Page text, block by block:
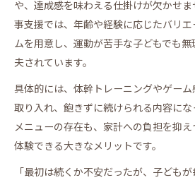
や、達成感を味わえる仕掛けが欠かせ
事支援では、年齢や経験に応じたバリ
ムを用意し、運動が苦手な子どもでも
夫されています。
具体的には、体幹トレーニングやゲー
取り入れ、飽きずに続けられる内容に
メニューの存在も、家計への負担を抑
体験できる大きなメリットです。
「最初は続くか不安だったが、子ども